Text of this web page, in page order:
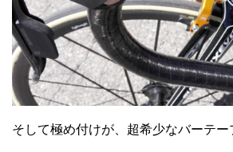
そして極め付けが、超希少なバーテー